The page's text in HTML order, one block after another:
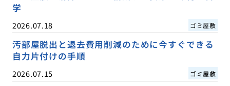
学
2026.07.18 ゴミ屋敷
汚部屋脱出と退去費用削減のために今すぐできる
自力片付けの手順
2026.07.15 ゴミ屋敷